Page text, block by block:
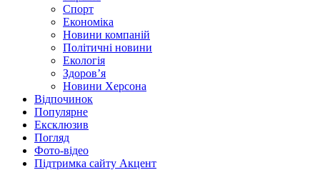
Спорт
Економіка
Новини компаній
Політичні новини
Екологія
Здоров’я
Новини Херсона
Відпочинок
Популярне
Ексклюзив
Погляд
Фото-відео
Підтримка сайту Акцент